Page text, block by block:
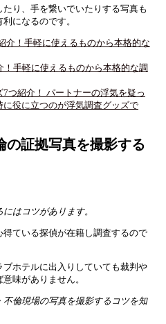
り、手を繋いでいたりする写真も
になるのです。
手軽に使えるものから本格的な調
つ紹介！ パートナーの浮気を疑っ
役に立つのが浮気調査グッズで
の証拠写真を撮影する
はコツがあります。
ている探偵が在籍し調査するので
ホテルに出入りしていても裁判や
味がありません。
倫現場の写真を撮影するコツを知